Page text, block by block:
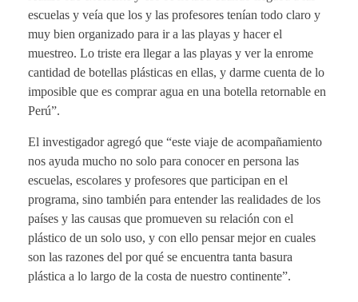
escuelas y veía que los y las profesores tenían todo claro y
muy bien organizado para ir a las playas y hacer el
muestreo. Lo triste era llegar a las playas y ver la enrome
cantidad de botellas plásticas en ellas, y darme cuenta de lo
imposible que es comprar agua en una botella retornable en
Perú”.
El investigador agregó que “este viaje de acompañamiento
nos ayuda mucho no solo para conocer en persona las
escuelas, escolares y profesores que participan en el
programa, sino también para entender las realidades de los
países y las causas que promueven su relación con el
plástico de un solo uso, y con ello pensar mejor en cuales
son las razones del por qué se encuentra tanta basura
plástica a lo largo de la costa de nuestro continente”.